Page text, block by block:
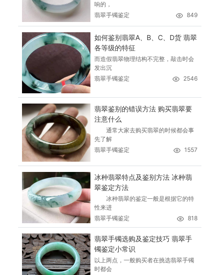
响的，
翡翠手镯鉴定
849
如何鉴别翡翠A、B、C、D货 翡翠
各等级的特征
而造假翡翠物理结构不完整，敲击时会
发出沉
翡翠手镯鉴定
2546
翡翠鉴别的错误方法 购买翡翠要
注意什么
通常大家去购买翡翠的时候都会事
先了解
翡翠手镯鉴定
1557
冰种翡翠特点及鉴别方法 冰种翡
翠鉴定方法
冰种翡翠的鉴定一般是根据它的特
性来进
翡翠手镯鉴定
818
翡翠手镯选购及鉴定技巧 翡翠手
镯鉴定小常识
以上两点，一般购买者在挑选翡翠手镯
时都会